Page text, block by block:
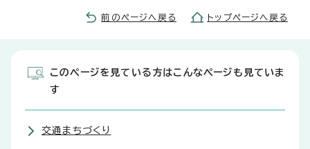
前のページへ戻る トップページへ戻る
このページを見ている方はこんなページも見ていま
す
交通まちづくり